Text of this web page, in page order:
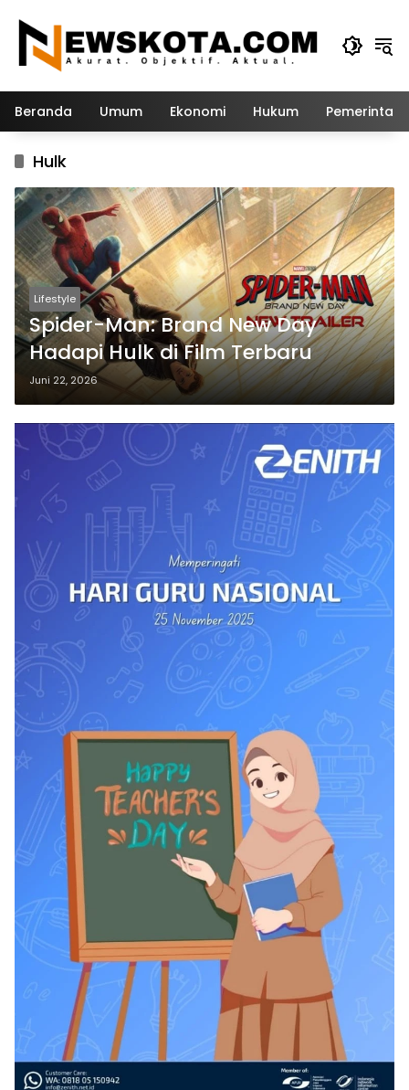
konten
Beranda Umum Ekonomi Hukum
Hulk
Lifestyle
Spider-Man: Brand New Day
Hadapi Hulk di Film Terbaru
Juni 22, 2026